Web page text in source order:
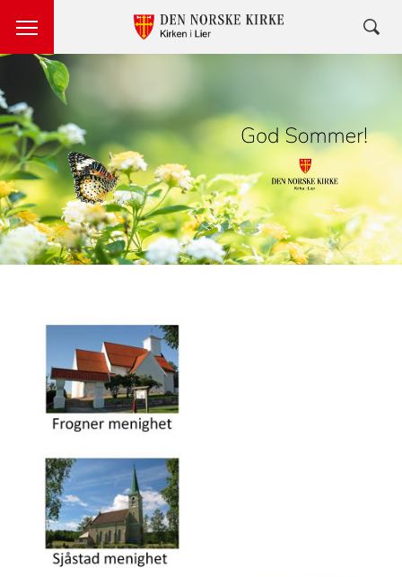
Artikkelsnarveger